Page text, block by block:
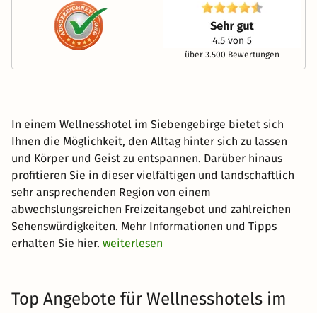
über 3.500 Bewertungen
In einem Wellnesshotel im Siebengebirge bietet sich
Ihnen die Möglichkeit, den Alltag hinter sich zu lassen
und Körper und Geist zu entspannen. Darüber hinaus
profitieren Sie in dieser vielfältigen und landschaftlich
sehr ansprechenden Region von einem
abwechslungsreichen Freizeitangebot und zahlreichen
Sehenswürdigkeiten. Mehr Informationen und Tipps
erhalten Sie hier. weiterlesen
Top Angebote für Wellnesshotels im